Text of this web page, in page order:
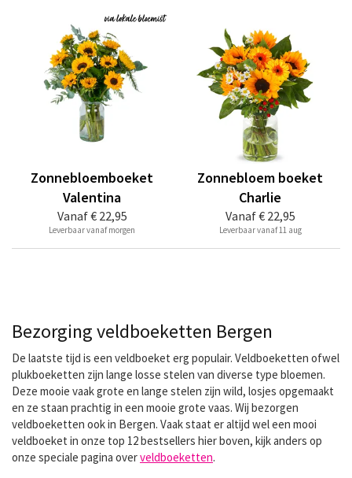
Vanaf€ 22,95
Zonnebloemboeket
Valentina
Leverbaar vanaf morgen
Vanaf€ 22,95
Zonnebloem boeket
Charlie
Leverbaar vanaf 11 aug
Bezorging veldboeketten Bergen
De laatste tijd is een veldboeket erg populair. Veldboeketten ofwel
plukboeketten zijn lange losse stelen van diverse type bloemen.
Deze mooie vaak grote en lange stelen zijn wild, losjes opgemaakt
en ze staan prachtig in een mooie grote vaas. Wij bezorgen
veldboeketten ook in Bergen. Vaak staat er altijd wel een mooi
veldboeket in onze top 12 bestsellers hier boven, kijk anders op
onze speciale pagina overveldboeketten.